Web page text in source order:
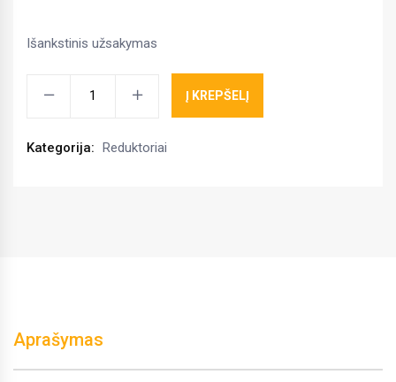
Išankstinis užsakymas
S2100052047
Į KREPŠELĮ
Kategorija: Reduktoriai
Aprašymas